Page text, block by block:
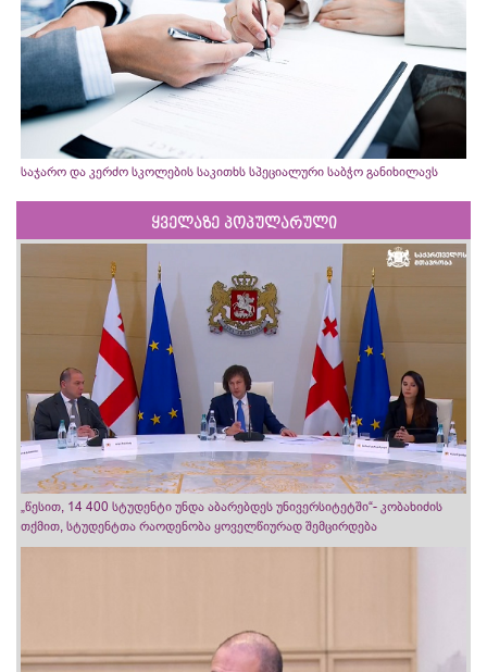
საჯარო და კერძო სკოლების საკითხს სპეციალური საბჭო განიხილავს
ყველაზე პოპულარული
„წესით, 14 400 სტუდენტი უნდა აბარებდეს უნივერსიტეტში“- კობახიძის
თქმით, სტუდენტთა რაოდენობა ყოველწიურად შემცირდება